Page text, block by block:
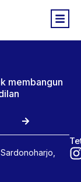
membangun